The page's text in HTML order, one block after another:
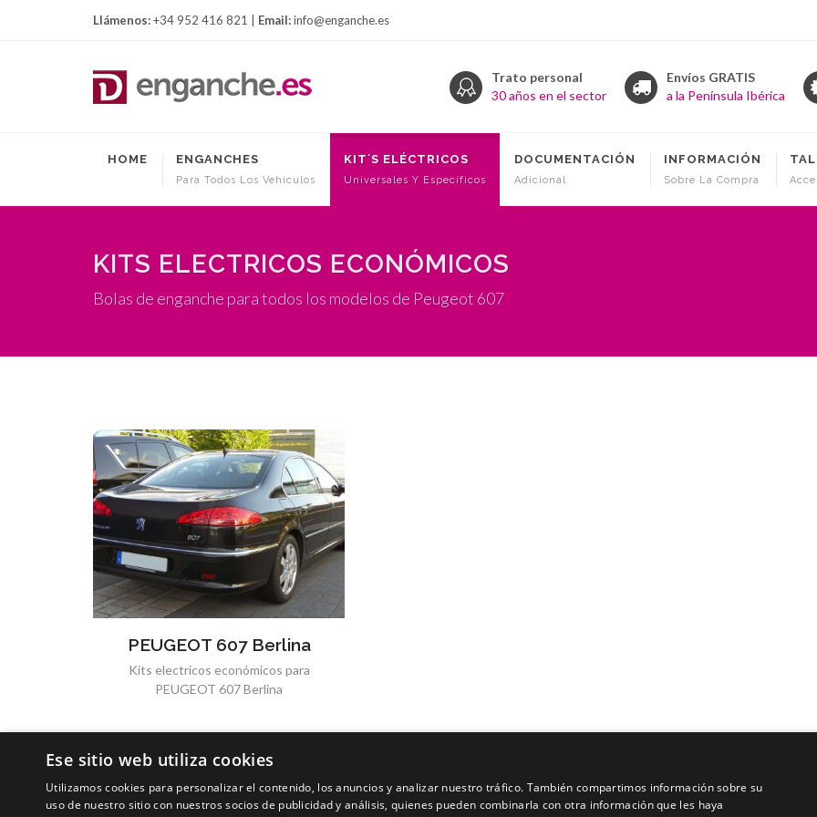
Llámenos:+34 952 416 821 | Email:info@enganche.es
Trato personal
30 años en el sector
Envíos GRATIS
a la Península Ibérica
HOME ENGANCHES
Para Todos Los Vehículos
KIT´S ELÉCTRICOS
Universales Y Específicos
DOCUMENTACIÓN
Adicional
INFORMACIÓN
Sobre La Compra
KITS ELECTRICOS ECONÓMICOS
Bolas de enganche para todos los modelos de Peugeot 607
PEUGEOT 607 Berlina
Kits electricos económicos para
PEUGEOT 607 Berlina
Ese sitio web utiliza cookies
Utilizamos cookies para personalizar el contenido, los anuncios y analizar nuestro tráfico. También compartimos información sobre su
uso de nuestro sitio con nuestros socios de publicidad y análisis, quienes pueden combinarla con otra información que les haya